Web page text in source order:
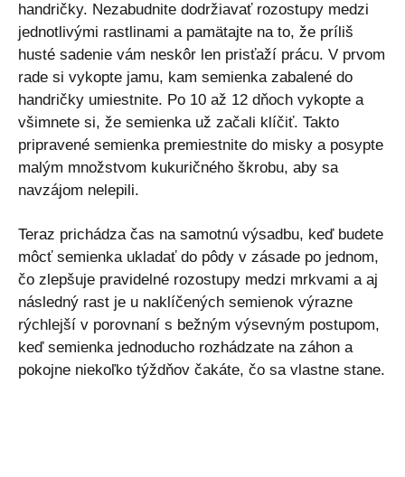
handričky. Nezabudnite dodržiavať rozostupy medzi
jednotlivými rastlinami a pamätajte na to, že príliš
husté sadenie vám neskôr len prisťaží prácu. V prvom
rade si vykopte jamu, kam semienka zabalené do
handričky umiestnite. Po 10 až 12 dňoch vykopte a
všimnete si, že semienka už začali klíčiť. Takto
pripravené semienka premiestnite do misky a posypte
malým množstvom kukuričného škrobu, aby sa
navzájom nelepili.
Teraz prichádza čas na samotnú výsadbu, keď budete
môcť semienka ukladať do pôdy v zásade po jednom,
čo zlepšuje pravidelné rozostupy medzi mrkvami a aj
následný rast je u naklíčených semienok výrazne
rýchlejší v porovnaní s bežným výsevným postupom,
keď semienka jednoducho rozhádzate na záhon a
pokojne niekoľko týždňov čakáte, čo sa vlastne stane.